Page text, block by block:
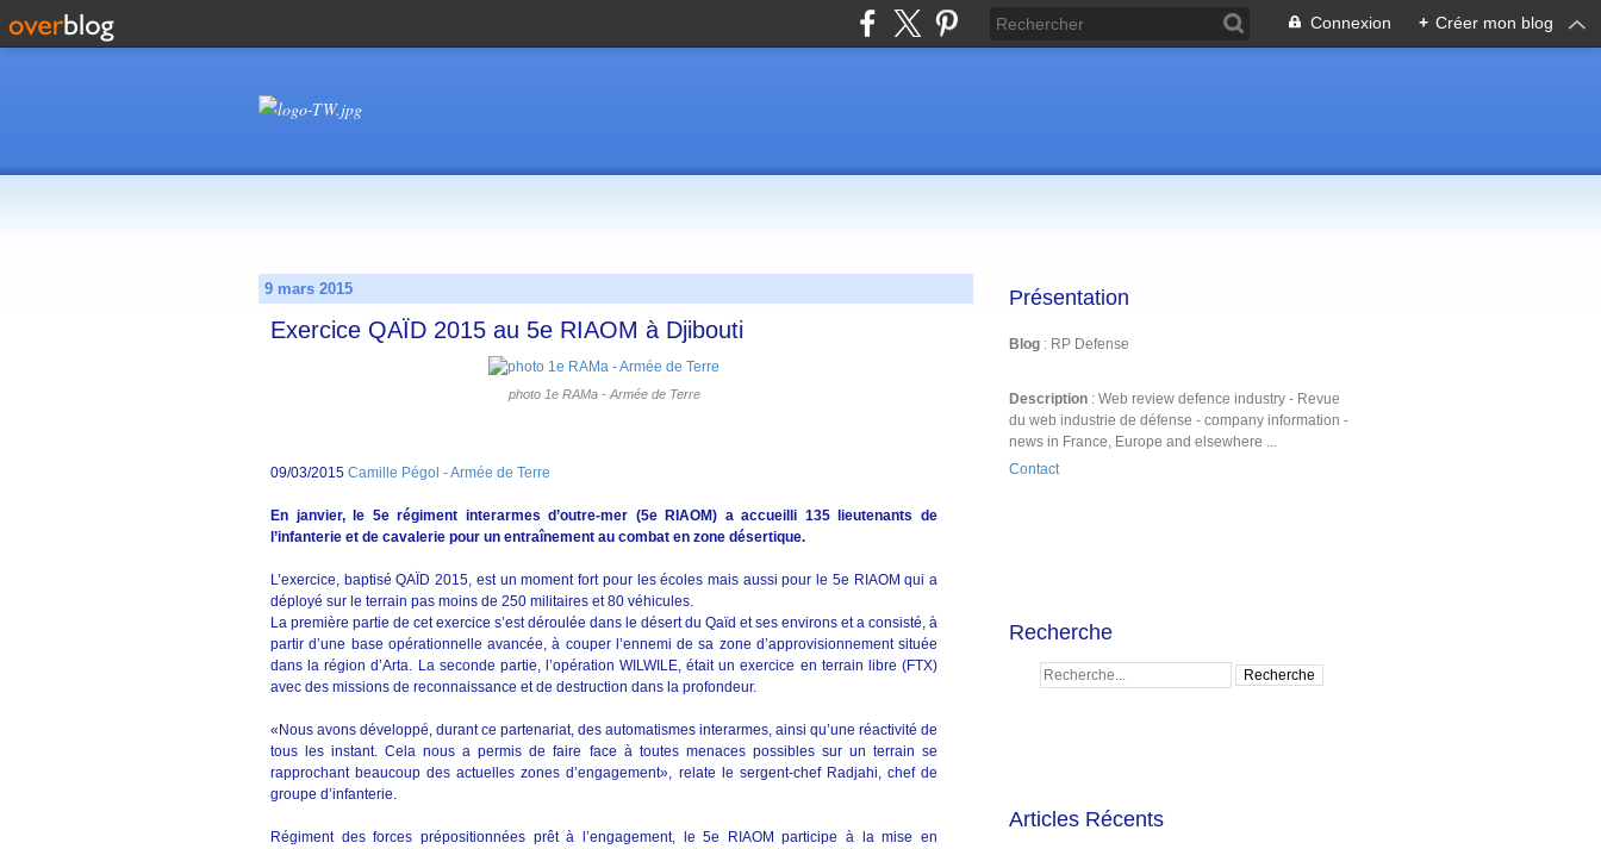
Connexion + Créer mon blog
9 mars 2015
Exercice QAÏD 2015 au 5e RIAOM à Djibouti
photo 1e RAMa - Armée de Terre
09/03/2015 Camille Pégol - Armée de Terre
En janvier, le 5e régiment interarmes d’outre-mer (5e RIAOM) a accueilli 135 lieutenants de
l’infanterie et de cavalerie pour un entraînement au combat en zone désertique.
L’exercice, baptisé QAÏD 2015, est un moment fort pour les écoles mais aussi pour le 5e RIAOM qui a
déployé sur le terrain pas moins de 250 militaires et 80 véhicules.
La première partie de cet exercice s’est déroulée dans le désert du Qaïd et ses environs et a consisté, à
partir d’une base opérationnelle avancée, à couper l’ennemi de sa zone d’approvisionnement située
dans la région d’Arta. La seconde partie, l’opération WILWILE, était un exercice en terrain libre (FTX)
avec des missions de reconnaissance et de destruction dans la profondeur.
«Nous avons développé, durant ce partenariat, des automatismes interarmes, ainsi qu’une réactivité de
tous les instant. Cela nous a permis de faire face à toutes menaces possibles sur un terrain se
rapprochant beaucoup des actuelles zones d’engagement», relate le sergent-chef Radjahi, chef de
groupe d’infanterie.
Régiment des forces prépositionnées prêt à l’engagement, le 5e RIAOM participe à la mise en
Présentation
Blog : RP Defense
Description : Web review defence industry - Revue
du web industrie de défense - company information -
news in France, Europe and elsewhere ...
Contact
Recherche
Articles Récents